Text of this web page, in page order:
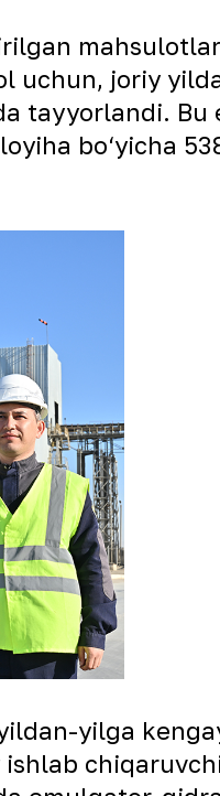
uchun, joriy
tayyorlandi. Bu
bo‘yicha
yilga